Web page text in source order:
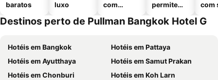
baratos
luxo
com
permitem
com
Destinos perto de Pullman Bangkok Hotel G
Hotéis em Bangkok
Hotéis em Pattaya
Hotéis em Ayutthaya
Hotéis em Samut Prakan
Hotéis em Chonburi
Hotéis em Koh Larn